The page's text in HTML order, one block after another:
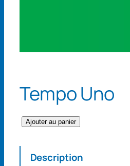
Tempo Uno
q
a
Ajouter au panier
Description